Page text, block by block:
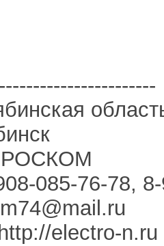
РОСКОМ
085-76-78,
electro-n.ru